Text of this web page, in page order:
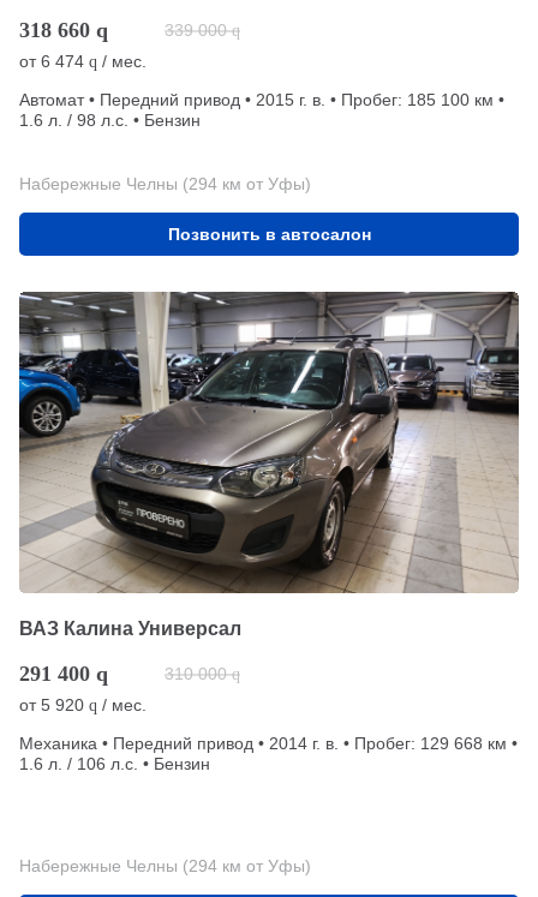
318 660 q 339 000 q
от6 474 q / мес.
Автомат • Передний привод • 2015 г. в. • Пробег: 185 100 км •
1.6 л. / 98 л.с. • Бензин
Набережные Челны (294 км от Уфы)
Позвонить в автосалон
ВАЗ Калина Универсал
291 400 q 310 000 q
от5 920 q / мес.
Механика • Передний привод • 2014 г. в. • Пробег: 129 668 км •
1.6 л. / 106 л.с. • Бензин
Набережные Челны (294 км от Уфы)